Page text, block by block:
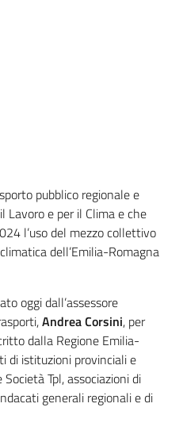
pubblico regionale e
Lavoro e per il Clima e che
l’uso del mezzo collettivo
dell’Emilia-Romagna
oggi dall’assessore
Andrea Corsini, per
dalla Regione Emilia-
di istituzioni provinciali e
Tpl, associazioni di
generali regionali e di